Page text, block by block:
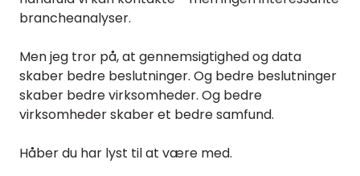
brancheanalyser.
Men jeg tror på, at gennemsigtighed og data
skaber bedre beslutninger. Og bedre beslutninger
skaber bedre virksomheder. Og bedre
virksomheder skaber et bedre samfund.
Håber du har lyst til at være med.